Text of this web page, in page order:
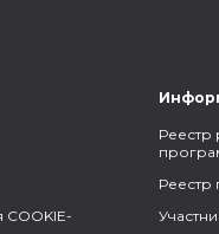
COOKIE-
Реестр
Реестр